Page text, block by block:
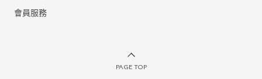
會員服務
PAGE TOP